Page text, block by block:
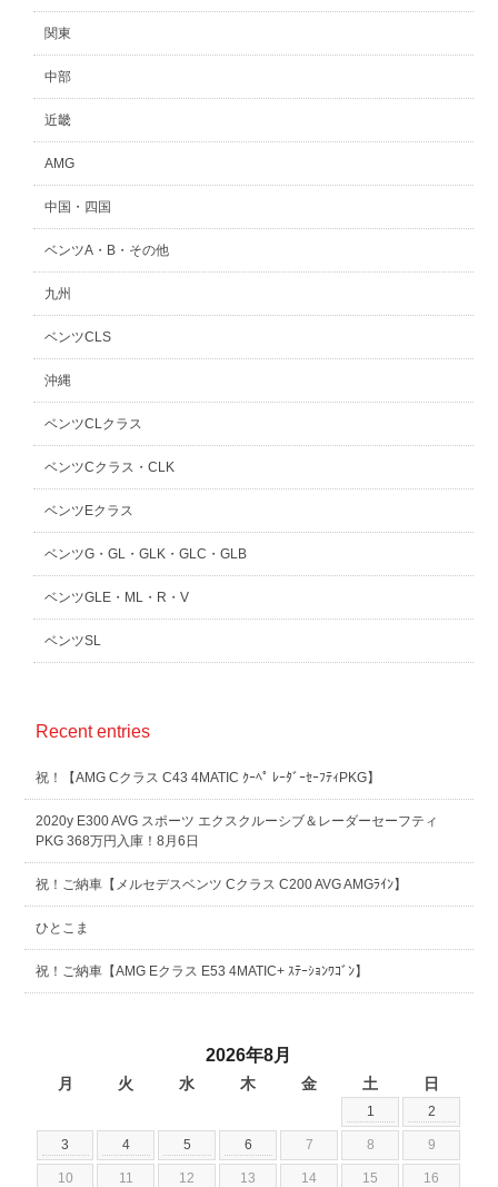
関東
中部
近畿
AMG
中国・四国
ベンツA・B・その他
九州
ベンツCLS
沖縄
ベンツCLクラス
ベンツCクラス・CLK
ベンツEクラス
ベンツG・GL・GLK・GLC・GLB
ベンツGLE・ML・R・V
ベンツSL
Recent entries
祝！【AMG Cクラス C43 4MATIC ｸｰﾍﾟ ﾚｰﾀﾞｰｾｰﾌﾃｨPKG】
2020y E300 AVG スポーツ エクスクルーシブ＆レーダーセーフティ
PKG 368万円入庫！8月6日
祝！ご納車【メルセデスベンツ Cクラス C200 AVG AMGﾗｲﾝ】
ひとこま
祝！ご納車【AMG Eクラス E53 4MATIC+ ｽﾃｰｼｮﾝﾜｺﾞﾝ】
2026年8月
月 火 水 木 金 土 日
1 2
3 4 5 6 7 8 9
10 11 12 13 14 15 16